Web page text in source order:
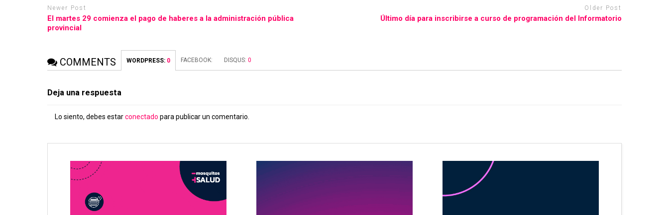
Newer Post
El martes 29 comienza el pago de haberes a la administración pública
provincial
Older Post
Último día para inscribirse a curso de programación del Informatorio
COMMENTS WORDPRESS: 0 FACEBOOK: DISQUS:0
Deja una respuesta
Lo siento, debes estarconectado para publicar un comentario.